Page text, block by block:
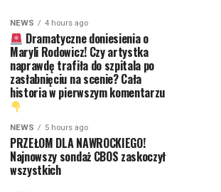
NEWS 4 hours ago
Dramatyczne doniesienia o
Maryli Rodowicz! Czy artystka
naprawdę trafiła do szpitala po
zasłabnięciu na scenie? Cała
historia w pierwszym komentarzu
NEWS 5 hours ago
PRZEŁOM DLA NAWROCKIEGO!
Najnowszy sondaż CBOS zaskoczył
wszystkich